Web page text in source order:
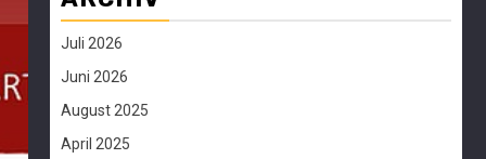
Juli 2026
Juni 2026
August 2025
April 2025